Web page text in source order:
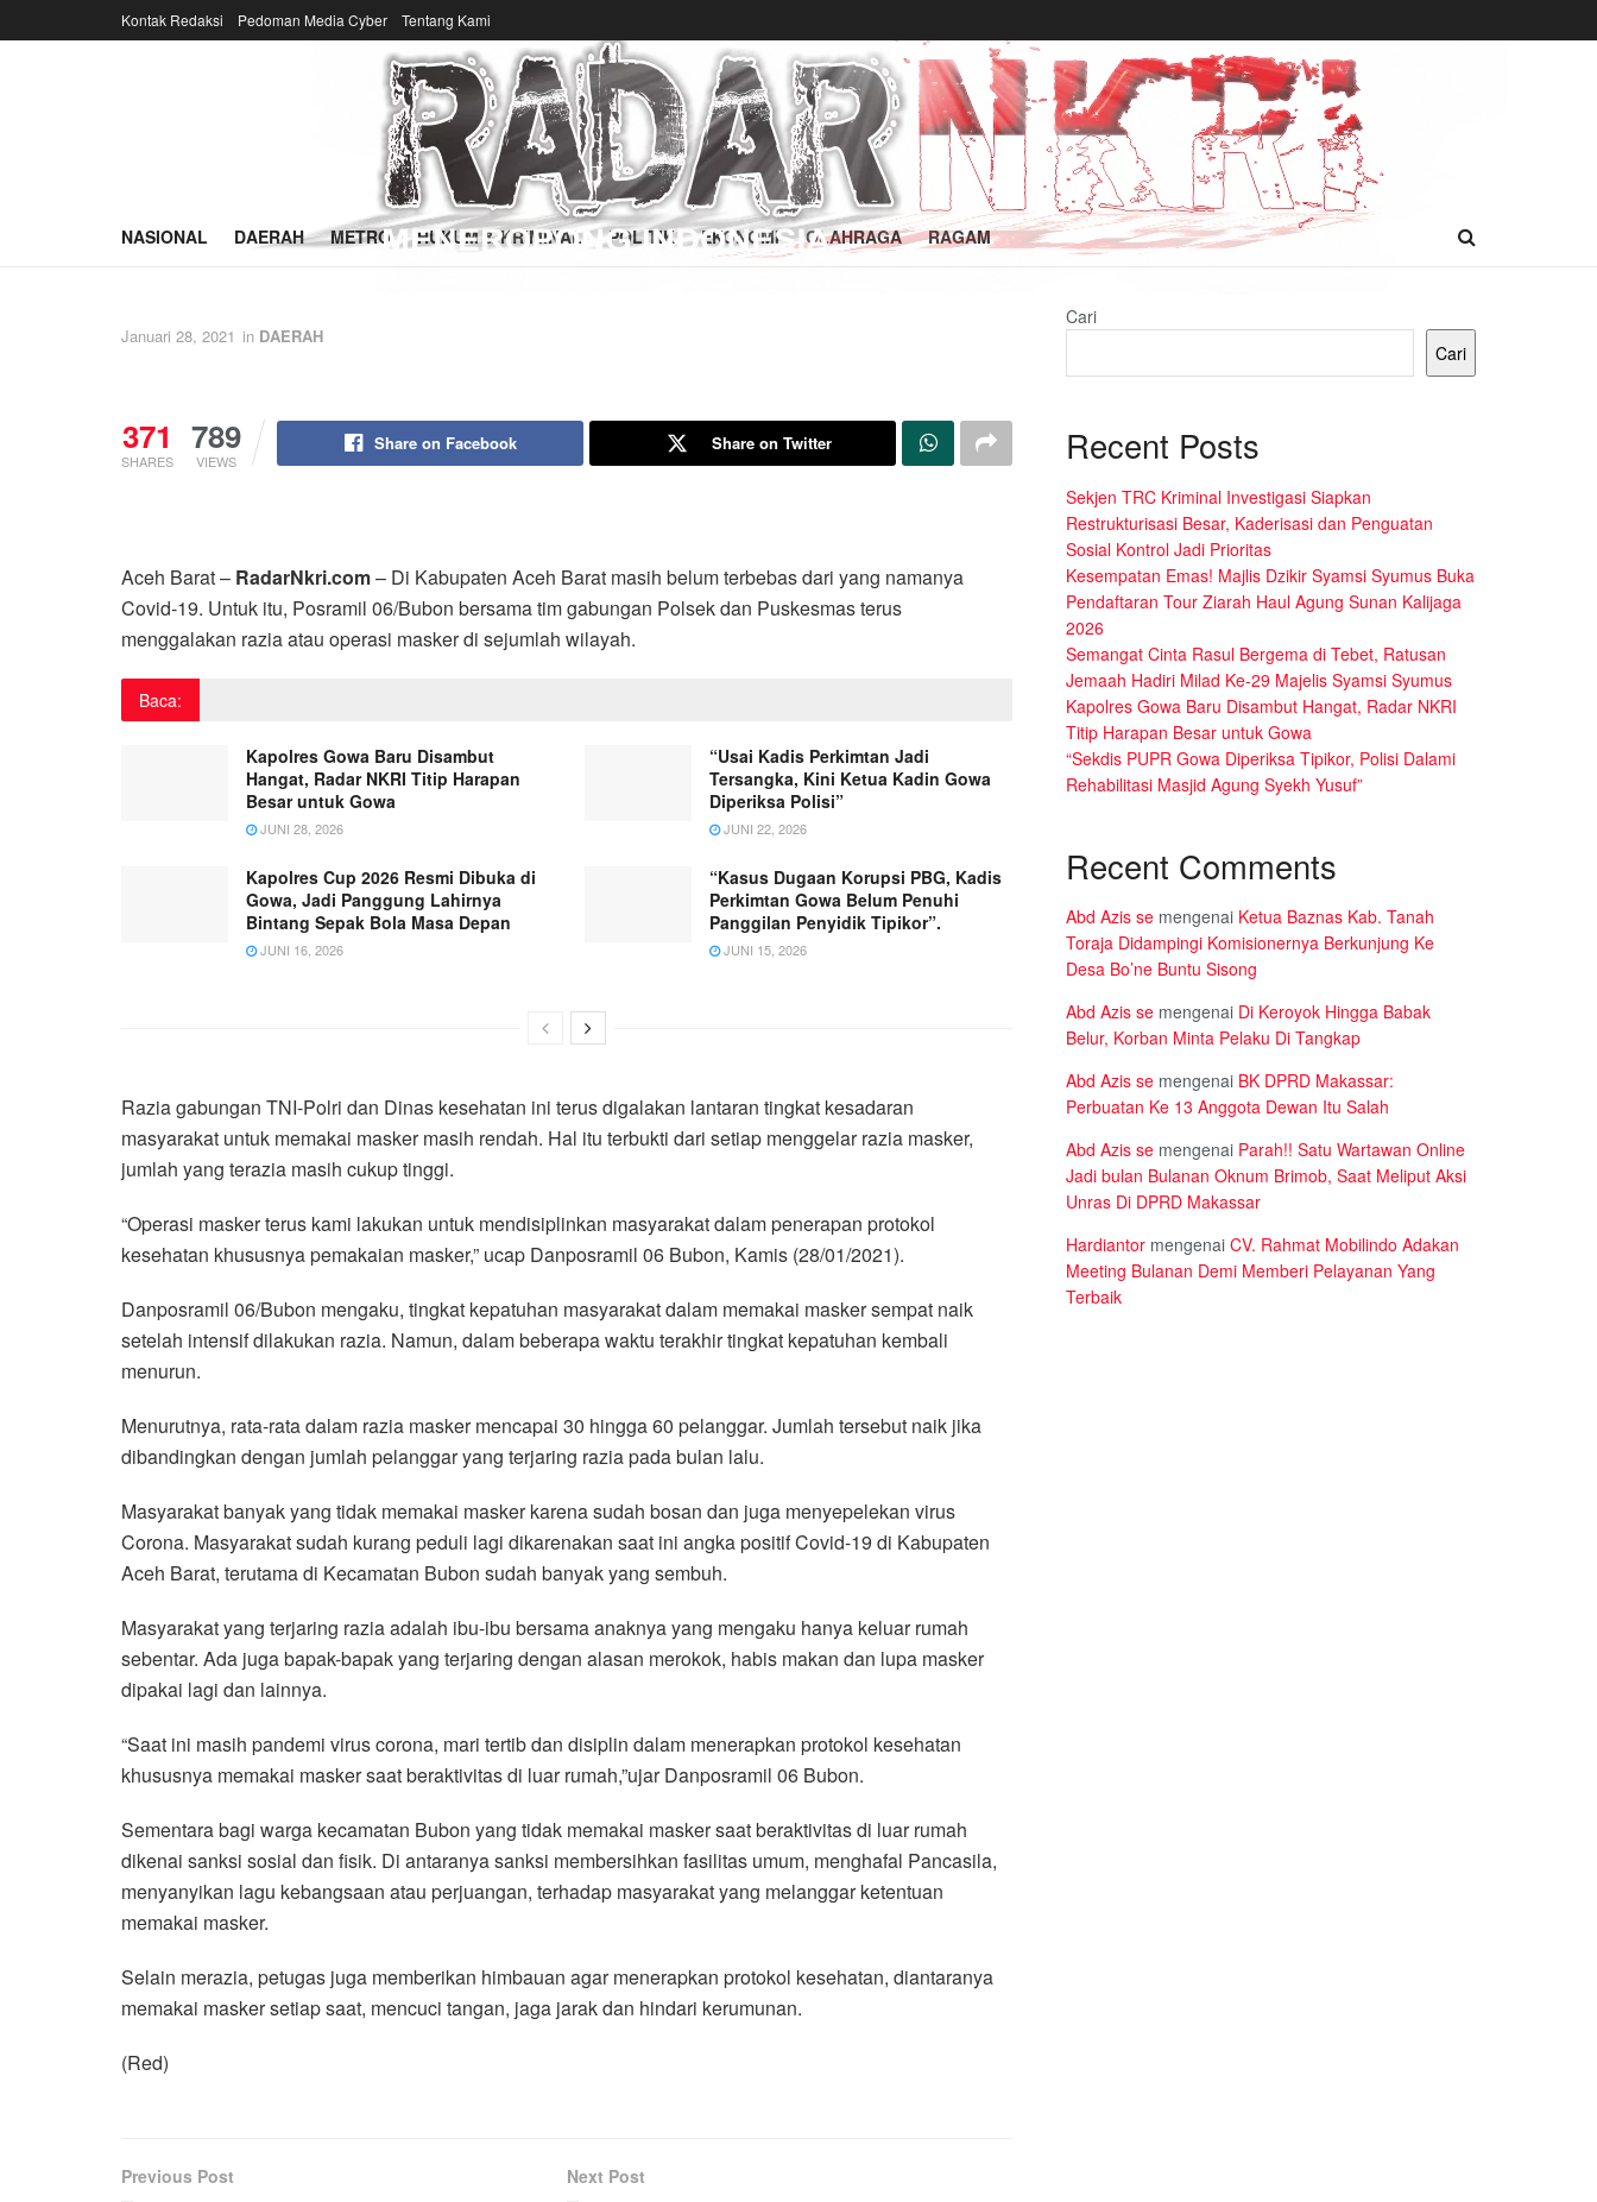
Kontak Redaksi Pedoman Media Cyber Tentang Kami
NASIONAL DAERAH METRO HUKUM & KRIMINAL POLITIK EKONOMI OLAHRAGA RAGAM
Januari 28, 2021 in DAERAH
371
SHARES
789
VIEWS
Share on Facebook Share on Twitter
Aceh Barat – RadarNkri.com– Di Kabupaten Aceh Barat masih belum terbebas dari yang namanya
Covid-19. Untuk itu, Posramil 06/Bubon bersama tim gabungan Polsek dan Puskesmas terus
menggalakan razia atau operasi masker di sejumlah wilayah.
Baca:
Kapolres Gowa Baru Disambut
Hangat, Radar NKRI Titip Harapan
Besar untuk Gowa
JUNI 28, 2026
“Usai Kadis Perkimtan Jadi
Tersangka, Kini Ketua Kadin Gowa
Diperiksa Polisi”
JUNI 22, 2026
Kapolres Cup 2026 Resmi Dibuka di
Gowa, Jadi Panggung Lahirnya
Bintang Sepak Bola Masa Depan
JUNI 16, 2026
“Kasus Dugaan Korupsi PBG, Kadis
Perkimtan Gowa Belum Penuhi
Panggilan Penyidik Tipikor”.
JUNI 15, 2026
Razia gabungan TNI-Polri dan Dinas kesehatan ini terus digalakan lantaran tingkat kesadaran
masyarakat untuk memakai masker masih rendah. Hal itu terbukti dari setiap menggelar razia masker,
jumlah yang terazia masih cukup tinggi.
“Operasi masker terus kami lakukan untuk mendisiplinkan masyarakat dalam penerapan protokol
kesehatan khususnya pemakaian masker,” ucap Danposramil 06 Bubon, Kamis (28/01/2021).
Danposramil 06/Bubon mengaku, tingkat kepatuhan masyarakat dalam memakai masker sempat naik
setelah intensif dilakukan razia. Namun, dalam beberapa waktu terakhir tingkat kepatuhan kembali
menurun.
Menurutnya, rata-rata dalam razia masker mencapai 30 hingga 60 pelanggar. Jumlah tersebut naik jika
dibandingkan dengan jumlah pelanggar yang terjaring razia pada bulan lalu.
Masyarakat banyak yang tidak memakai masker karena sudah bosan dan juga menyepelekan virus
Corona. Masyarakat sudah kurang peduli lagi dikarenakan saat ini angka positif Covid-19 di Kabupaten
Aceh Barat, terutama di Kecamatan Bubon sudah banyak yang sembuh.
Masyarakat yang terjaring razia adalah ibu-ibu bersama anaknya yang mengaku hanya keluar rumah
sebentar. Ada juga bapak-bapak yang terjaring dengan alasan merokok, habis makan dan lupa masker
dipakai lagi dan lainnya.
“Saat ini masih pandemi virus corona, mari tertib dan disiplin dalam menerapkan protokol kesehatan
khususnya memakai masker saat beraktivitas di luar rumah,”ujar Danposramil 06 Bubon.
Sementara bagi warga kecamatan Bubon yang tidak memakai masker saat beraktivitas di luar rumah
dikenai sanksi sosial dan fisik. Di antaranya sanksi membersihkan fasilitas umum, menghafal Pancasila,
menyanyikan lagu kebangsaan atau perjuangan, terhadap masyarakat yang melanggar ketentuan
memakai masker.
Selain merazia, petugas juga memberikan himbauan agar menerapkan protokol kesehatan, diantaranya
memakai masker setiap saat, mencuci tangan, jaga jarak dan hindari kerumunan.
(Red)
Previous Post Next Post
Cari
Cari
Recent Posts
Sekjen TRC Kriminal Investigasi Siapkan
Restrukturisasi Besar, Kaderisasi dan Penguatan
Sosial Kontrol Jadi Prioritas
Kesempatan Emas! Majlis Dzikir Syamsi Syumus Buka
Pendaftaran Tour Ziarah Haul Agung Sunan Kalijaga
2026
Semangat Cinta Rasul Bergema di Tebet, Ratusan
Jemaah Hadiri Milad Ke-29 Majelis Syamsi Syumus
Kapolres Gowa Baru Disambut Hangat, Radar NKRI
Titip Harapan Besar untuk Gowa
“Sekdis PUPR Gowa Diperiksa Tipikor, Polisi Dalami
Rehabilitasi Masjid Agung Syekh Yusuf”
Recent Comments
Abd Azis se mengenai Ketua Baznas Kab. Tanah
Toraja Didampingi Komisionernya Berkunjung Ke
Desa Bo’ne Buntu Sisong
Abd Azis se mengenai Di Keroyok Hingga Babak
Belur, Korban Minta Pelaku Di Tangkap
Abd Azis se mengenai BK DPRD Makassar:
Perbuatan Ke 13 Anggota Dewan Itu Salah
Abd Azis se mengenai Parah!! Satu Wartawan Online
Jadi bulan Bulanan Oknum Brimob, Saat Meliput Aksi
Unras Di DPRD Makassar
Hardiantor mengenai CV. Rahmat Mobilindo Adakan
Meeting Bulanan Demi Memberi Pelayanan Yang
Terbaik